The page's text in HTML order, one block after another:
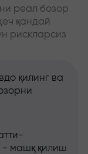
реал бозор
қандай
рискларсиз
қилинг ва
- машқ қилиш